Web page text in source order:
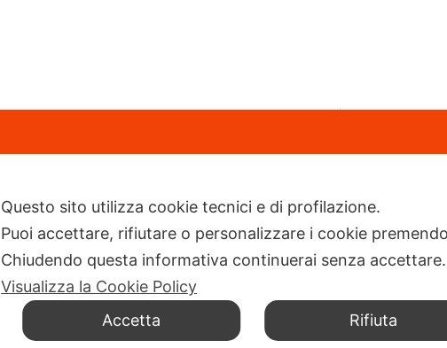
+39 0541 963831
info@ilneoprene.it
Azienda
Contatti
Questo sito utilizza cookie tecnici e di profilazione.
Puoi accettare, rifiutare o personalizzare i cookie
Chiudendo questa informativa continuerai senza accettare.
Visualizza la Cookie Policy
Accetta
Rifiuta